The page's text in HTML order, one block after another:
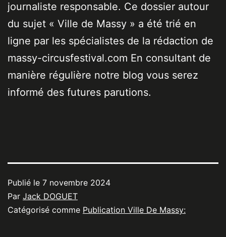
journaliste responsable. Ce dossier autour
du sujet « Ville de Massy » a été trié en
ligne par les spécialistes de la rédaction de
massy-circusfestival.com En consultant de
manière régulière notre blog vous serez
informé des futures parutions.
Publié le 7 novembre 2024
Par Jack DOGUET
Catégorisé comme Publication Ville De Massy: